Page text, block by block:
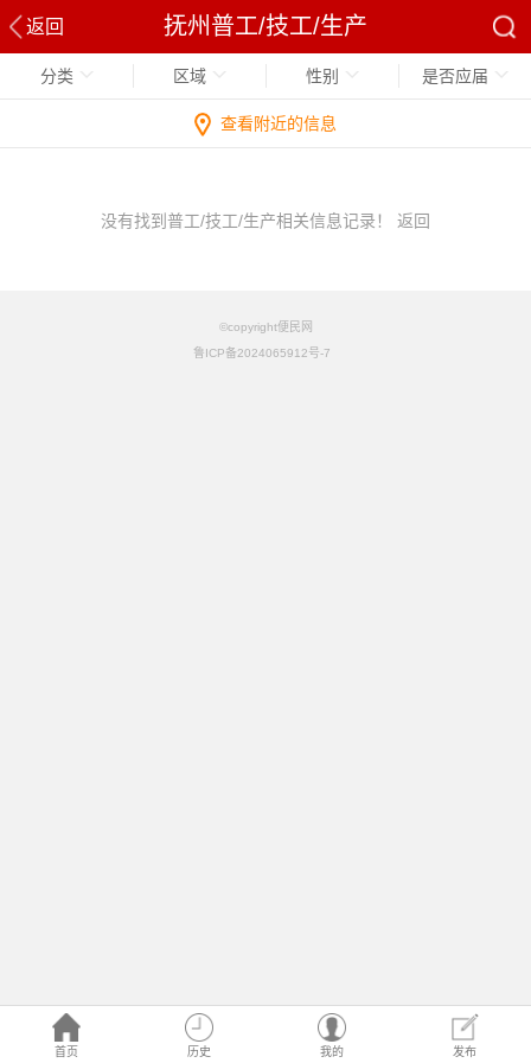
返回 抚州普工/技工/生产
首页 历史 我的 发布
分类 区域 性别 是否应届
查看附近的信息
没有找到普工/技工/生产相关信息记录！ 返回
©copyright便民网
鲁ICP备2024065912号-7